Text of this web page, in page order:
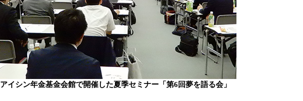
アイシン年金基金会館で開催した夏季セミナー「第6回夢を語る会」